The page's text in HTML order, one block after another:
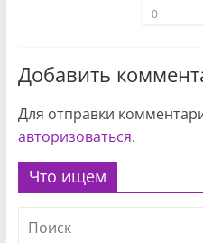
0
Добавить
Для отправки
авторизоваться.
Что ищем